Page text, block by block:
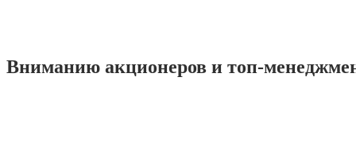
Вниманию акционеров и топ-